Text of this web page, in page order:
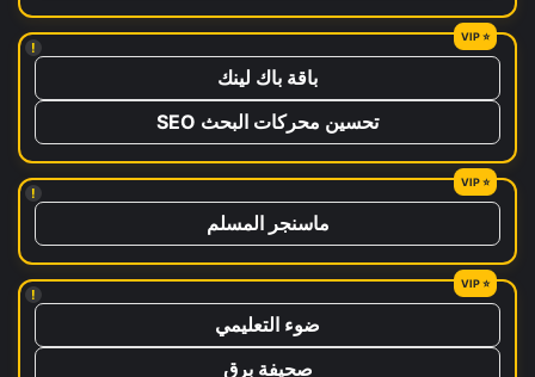
!
باقة باك لينك
تحسين محركات البحث SEO
!
ماسنجر المسلم
!
ضوء التعليمي
صحيفة برق